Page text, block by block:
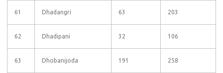
61 Dhadangri 63 203
62 Dhadipani 32 106
63 Dhobanijoda 191 258